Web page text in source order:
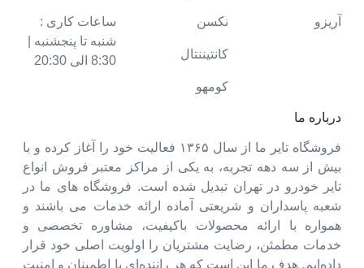
درباره ما
فروشگاه تایر ما از سال ۱۳۶۵ فعالیت خود را آغاز کرده و با
بیش از سه دهه تجربه، به یکی از مراکز معتبر فروش انواع
تایر خودرو در تهران تبدیل شده است. فروشگاه های ما در
شعبه پاسداران و شریعتی آماده ارائه خدمات می باشند و
همواره با ارائه محصولات باکیفیت، مشاوره تخصصی و
خدمات مطمئن، رضایت مشتریان را اولویت اصلی خود قرار
داده‌ایم. هدف ما این است که هر راننده‌ای با اطمینان و امنیت
آریزو نکسن
کانتیننتال
کومهو
ساعات کاری :
شنبه تا پنجشنبه |
8:30 الی 20:30